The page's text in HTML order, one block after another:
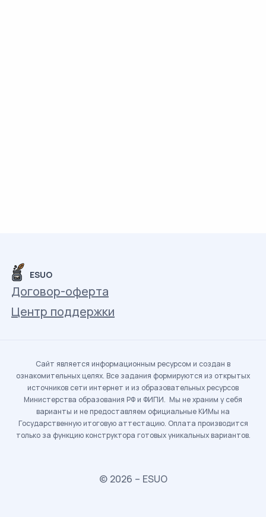
ESUO
Договор-оферта
Центр поддержки
Сайт является информационным ресурсом и создан в
ознакомительных целях. Все задания формируются из открытых
источников сети интернет и из образовательных ресурсов
Министерства образования РФ и ФИПИ. Мы не храним у себя
варианты и не предоставляем официальные КИМы на
Государственную итоговую аттестацию. Оплата производится
только за функцию конструктора готовых уникальных вариантов.
© 2026 – ESUO